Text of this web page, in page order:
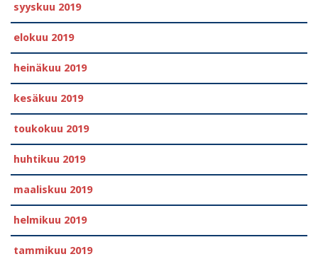
syyskuu 2019
elokuu 2019
heinäkuu 2019
kesäkuu 2019
toukokuu 2019
huhtikuu 2019
maaliskuu 2019
helmikuu 2019
tammikuu 2019